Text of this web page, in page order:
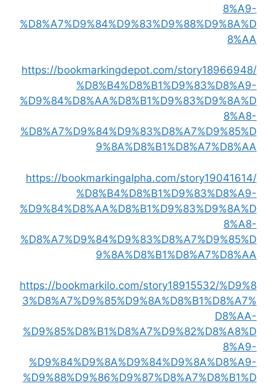
8%A9-
%D8%A7%D9%84%D9%83%D9%88%D9%8A%D
8%AA
https://bookmarkingdepot.com/story18966948/
%D8%B4%D8%B1%D9%83%D8%A9-
%D9%84%D8%AA%D8%B1%D9%83%D9%8A%D
8%A8-
%D8%A7%D9%84%D9%83%D8%A7%D9%85%D
9%8A%D8%B1%D8%A7%D8%AA
https://bookmarkingalpha.com/story19041614/
%D8%B4%D8%B1%D9%83%D8%A9-
%D9%84%D8%AA%D8%B1%D9%83%D9%8A%D
8%A8-
%D8%A7%D9%84%D9%83%D8%A7%D9%85%D
9%8A%D8%B1%D8%A7%D8%AA
https://bookmarkilo.com/story18915532/%D9%8
3%D8%A7%D9%85%D9%8A%D8%B1%D8%A7%
D8%AA-
%D9%85%D8%B1%D8%A7%D9%82%D8%A8%D
8%A9-
%D9%84%D9%8A%D9%84%D9%8A%D8%A9-
%D9%88%D9%86%D9%87%D8%A7%D8%B1%D